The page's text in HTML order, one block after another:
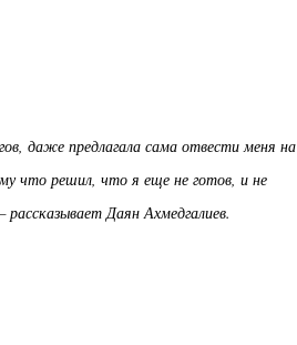
даже предлагала сама отвести меня на
что решил, что я еще не готов, и не
Даян Ахмедгалиев.